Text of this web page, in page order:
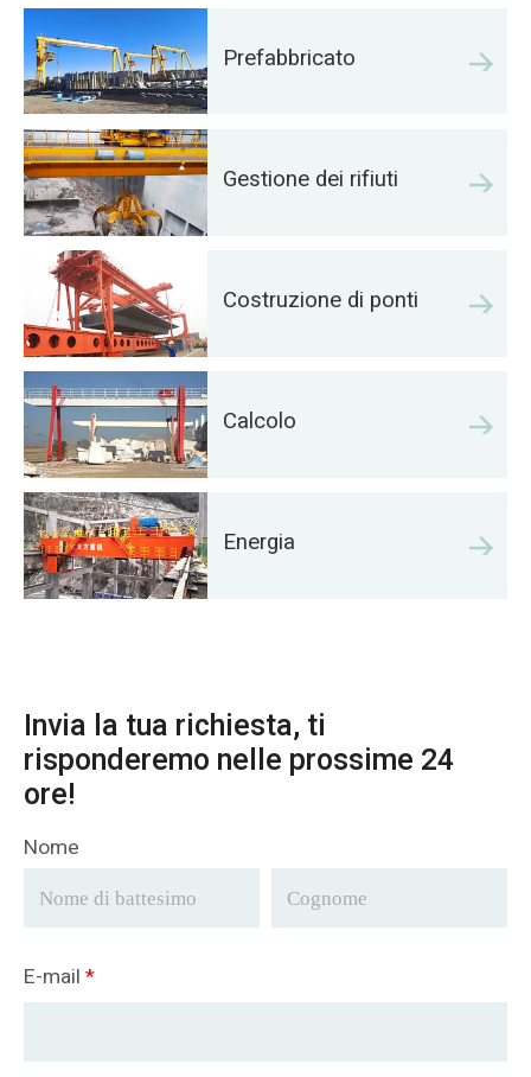
Prefabbricato
Gestione dei rifiuti
Costruzione di ponti
Calcolo
Energia
Invia la tua richiesta, ti
risponderemo nelle prossime 24
ore!
Nome
E-mail *